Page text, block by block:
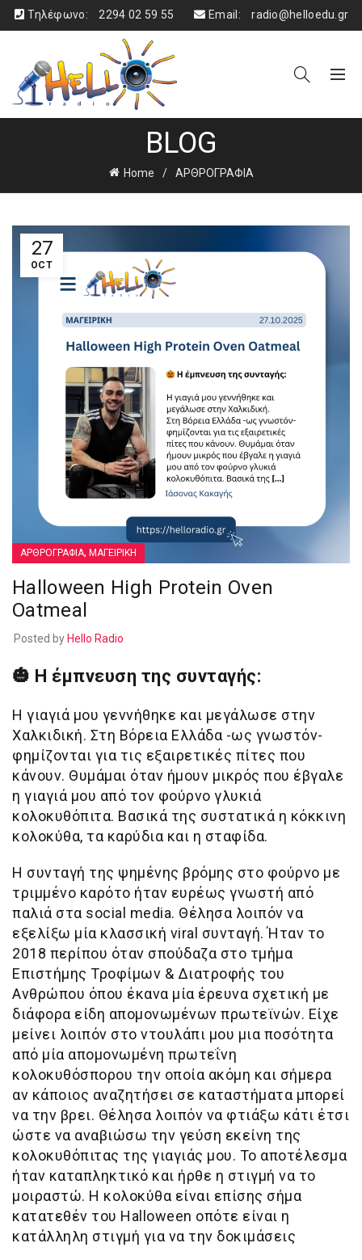
Τηλέφωνο: 2294 02 59 55 Email: radio@helloedu.gr
BLOG
Home ΑΡΘΡΟΓΡΑΦΙΑ
27
OCT
ΑΡΘΡΟΓΡΑΦΙΑ, ΜΑΓΕΙΡΙΚΗ
Halloween High Protein Oven
Oatmeal
Posted by Hello Radio
🎃 Η έμπνευση της συνταγής:
Η γιαγιά μου γεννήθηκε και μεγάλωσε στην
Χαλκιδική. Στη Βόρεια Ελλάδα -ως γνωστόν-
φημίζονται για τις εξαιρετικές πίτες που
κάνουν. Θυμάμαι όταν ήμουν μικρός που έβγαλε
η γιαγιά μου από τον φούρνο γλυκιά
κολοκυθόπιτα. Βασικά της συστατικά η κόκκινη
κολοκύθα, τα καρύδια και η σταφίδα.
Η συνταγή της ψημένης βρόμης στο φούρνο με
τριμμένο καρότο ήταν ευρέως γνωστή από
παλιά στα social media. Θέλησα λοιπόν να
εξελίξω μία κλασσική viral συνταγή. Ήταν το
2018 περίπου όταν σπούδαζα στο τμήμα
Επιστήμης Τροφίμων & Διατροφής του
Ανθρώπου όπου έκανα μία έρευνα σχετική με
διάφορα είδη απομονωμένων πρωτεϊνών. Είχε
μείνει λοιπόν στο ντουλάπι μου μια ποσότητα
από μία απομονωμένη πρωτεΐνη
κολοκυθόσπορου την οποία ακόμη και σήμερα
αν κάποιος αναζητήσει σε καταστήματα μπορεί
να την βρει. Θέλησα λοιπόν να φτιάξω κάτι έτσι
ώστε να αναβιώσω την γεύση εκείνη της
κολοκυθόπιτας της γιαγιάς μου. Το αποτέλεσμα
ήταν καταπληκτικό και ήρθε η στιγμή να το
μοιραστώ. Η κολοκύθα είναι επίσης σήμα
κατατεθέν του Halloween οπότε είναι η
κατάλληλη στιγμή για να την δοκιμάσεις